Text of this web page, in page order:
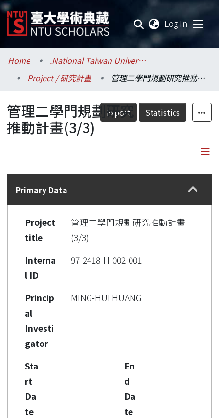
Log In
Communities & Collections
Research Outputs
Fundings & Projects
Researchers
Statistics
Home
.National Taiwan University / 國立臺灣大學
Project / 研究計畫
管理二學門規劃研究推動計畫(3/3)
Export Statistics
管理二學門規劃研究
推動計畫(3/3)
Details
Primary Data
Project
title
管理二學門規劃研究推動計畫
(3/3)
Interna
l ID
97-2418-H-002-001-
Princip
al
Investi
gator
MING-HUI HUANG
Sta
rt
Da
te
En
d
Da
te